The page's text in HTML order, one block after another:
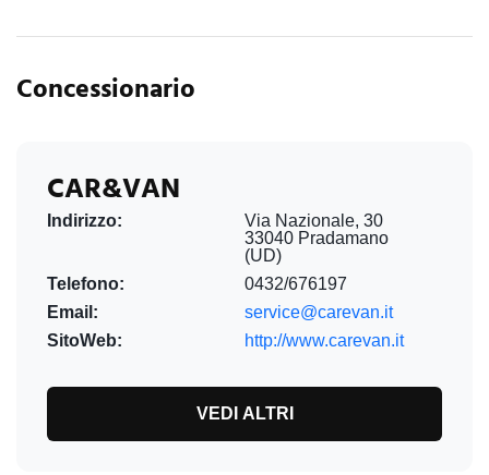
Concessionario
CAR&VAN
Indirizzo:
Via Nazionale, 30
33040 Pradamano
(UD)
Telefono:
0432/676197
Email:
service@carevan.it
SitoWeb:
http://www.carevan.it
VEDI ALTRI